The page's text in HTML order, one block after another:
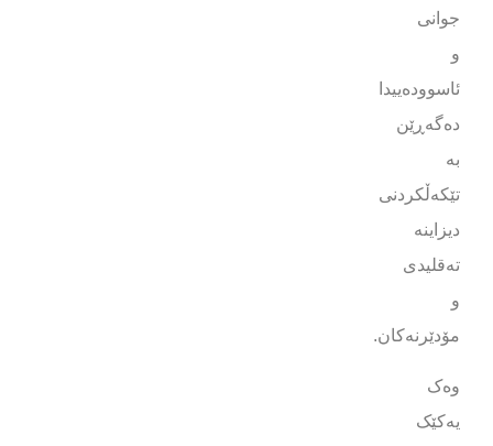
جوانی
و
ئاسوودەییدا
دەگەڕێن
بە
تێکەڵکردنی
دیزاینە
تەقلیدی
و
مۆدێرنەکان.
وەک
یەکێک